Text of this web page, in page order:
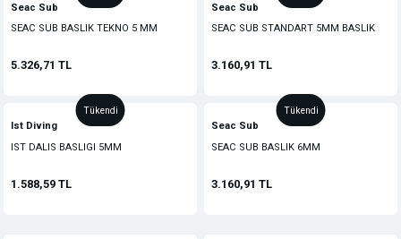
Seac Sub
SEAC SUB BASLIK TEKNO 5 MM
5.326,71 TL
Seac Sub
SEAC SUB STANDART 5MM BASLIK
3.160,91 TL
Tükendi
Ist Diving
IST DALIS BASLIGI 5MM
1.588,59 TL
Tükendi
Seac Sub
SEAC SUB BASLIK 6MM
3.160,91 TL